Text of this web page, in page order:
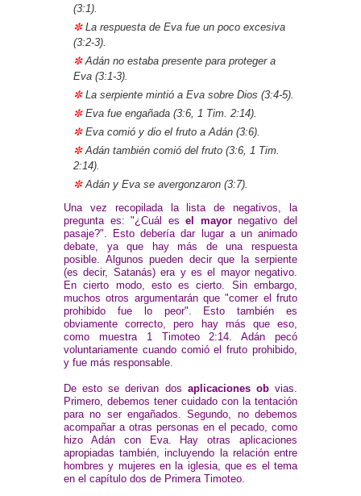
(3:1).
✼La respuesta de Eva fue un poco excesiva
(3:2-3).
✼Adán no estaba presente para proteger a
Eva (3:1-3).
✼La serpiente mintió a Eva sobre Dios (3:4-5).
✼Eva fue engañada (3:6, 1 Tim. 2:14).
✼Eva comió y dio el fruto a Adán (3:6).
✼Adán también comió del fruto (3:6, 1 Tim.
2:14).
✼Adán y Eva se avergonzaron (3:7).
Una vez recopilada la lista de negativos, la
pregunta es: "¿Cuál esel mayornegativo del
pasaje?". Esto debería dar lugar a un animado
debate, ya que hay más de una respuesta
posible. Algunos pueden decir que la serpiente
(es decir, Satanás) era y es el mayor negativo.
En cierto modo, esto es cierto. Sin embargo,
muchos otros argumentarán que "comer el fruto
prohibido fue lo peor". Esto también es
obviamente correcto, pero hay más que eso,
como muestra 1 Timoteo 2:14. Adán pecó
voluntariamente cuando comió el fruto prohibido,
y fue más responsable.
De esto se derivan dos aplicaciones obvias.
Primero, debemos tener cuidado con la tentación
para no ser engañados. Segundo, no debemos
acompañar a otras personas en el pecado, como
hizo Adán con Eva. Hay otras aplicaciones
apropiadas también, incluyendo la relación entre
hombres y mujeres en la iglesia, que es el tema
en el capítulo dos de Primera Timoteo.